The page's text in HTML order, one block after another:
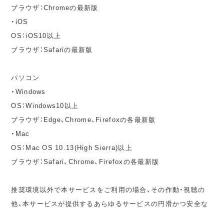
ブラウザ：Chromeの最新版
・iOS
OS：iOS10以上
ブラウザ：Safariの最新版
パソコン
・Windows
OS：Windows10以上
ブラウザ：Edge、Chrome、Firefoxの各最新版
・Mac
OS：Mac OS 10.13(High Sierra)以上
ブラウザ：Safari、Chrome、Firefoxの各最新版
推奨環境以外で本サービスをご利用の場合、その作動・視聴の
他、本サービスが提供するあらゆるサービスの円滑かつ安全な